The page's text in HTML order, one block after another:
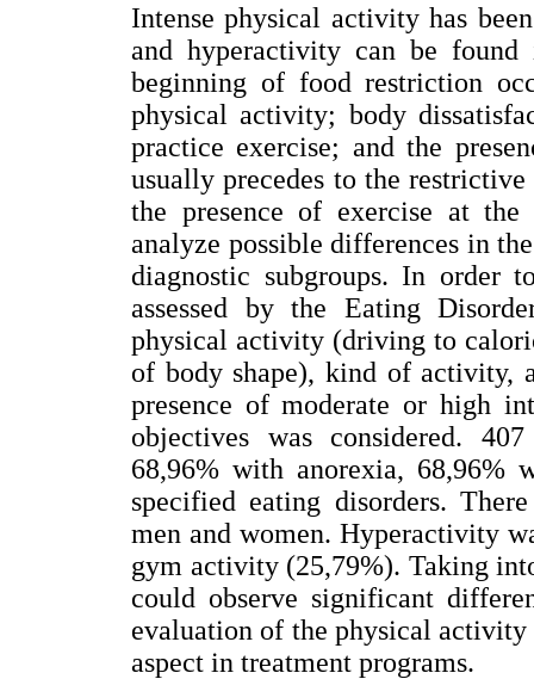
Intense physical activity has
and hyperactivity can be
beginning of food restriction
physical activity; body
practice exercise; and the
usually precedes to the
the presence of exercise at
analyze possible differences in
diagnostic subgroups. In order
assessed by the Eating
physical activity (driving to
of body shape), kind of activity,
presence of moderate or high
objectives was considered.
68,96% with anorexia, 68,96%
specified eating disorders.
men and women. Hyperactivity
gym activity (25,79%). Taking
could observe significant
evaluation of the physical activity
aspect in treatment programs.